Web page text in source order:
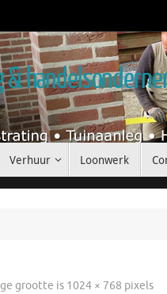
Verhuur Loonwerk
grootte is 1024 × 768 pixels